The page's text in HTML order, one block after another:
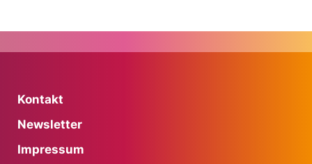
Kontakt
Newsletter
Impressum